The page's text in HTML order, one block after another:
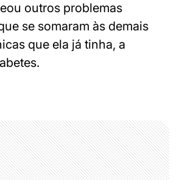
outros problemas
se somaram às demais
que ela já tinha, a